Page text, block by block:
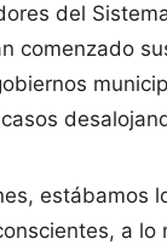
del
comenzado
estábamos
a